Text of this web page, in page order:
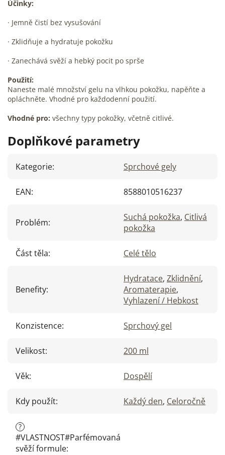
Účinky:
· Jemně čistí bez vysušování
· Zklidňuje a hydratuje pokožku
· Zanechává svěží a hebký pocit po sprše
Použití:
Naneste malé množství gelu na vlhkou pokožku, napěňte a
opláchněte. Vhodné pro každodenní použití.
Vhodné pro: všechny typy pokožky, včetně citlivé.
Doplňkové parametry
Kategorie: Sprchové gely
EAN: 8588010516237
Problém: Suchá pokožka, Citlivá
pokožka
Část těla: Celé tělo
Benefity:
Hydratace, Zklidnění,
Aromaterapie,
Vyhlazení / Hebkost
Konzistence: Sprchový gel
Velikost: 200 ml
Věk: Dospělí
Kdy použít: Každý den, Celoročně
?
#VLASTNOST#Parfémovaná
svěží formule: